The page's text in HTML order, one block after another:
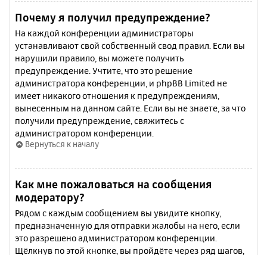
Почему я получил предупреждение?
На каждой конференции администраторы
устанавливают свой собственный свод правил. Если вы
нарушили правило, вы можете получить
предупреждение. Учтите, что это решение
администратора конференции, и phpBB Limited не
имеет никакого отношения к предупреждениям,
вынесенным на данном сайте. Если вы не знаете, за что
получили предупреждение, свяжитесь с
администратором конференции.
Вернуться к началу
Как мне пожаловаться на сообщения
модератору?
Рядом с каждым сообщением вы увидите кнопку,
предназначенную для отправки жалобы на него, если
это разрешено администратором конференции.
Щёлкнув по этой кнопке, вы пройдёте через ряд шагов,